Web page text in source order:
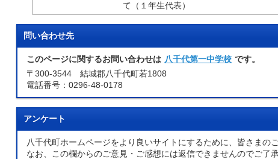
て（１年生代表）
問い合わせ先
このページに関するお問い合わせは 八千代第一中学校 です。
〒300-3544 結城郡八千代町若1808
電話番号：0296-48-0178
アンケート
八千代町ホームページをより良いサイトにするために、皆さまの
なお、この欄からのご意見・ご感想には返信できませんのでご了承